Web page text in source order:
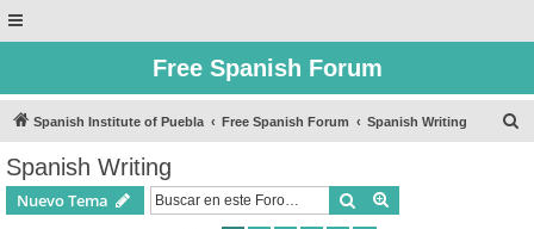
Free Spanish Forum
Spanish Institute of Puebla Free Spanish Forum Spanish Writing
Spanish Writing
Nuevo Tema Buscar